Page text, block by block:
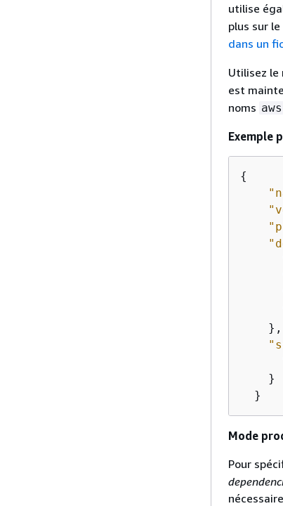
utilise
plus sur
dans un
Utilisez le
est
noms
Exemple
{
    },
    }
  }
Mode
Pour